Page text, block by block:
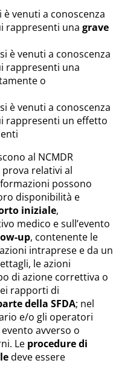
venuti a conoscenza
rappresenti una grave
è venuti a conoscenza
rappresenti una
o
è venuti a conoscenza
rappresenti un effetto
al NCMDR
relativi al
possono
disponibilità e
iniziale,
medico e sull’evento
up, contenente le
intraprese e da un
le azioni
di azione correttiva o
rapporti di
della SFDA; nel
e/o gli operatori
avverso o
Le procedure di
deve essere